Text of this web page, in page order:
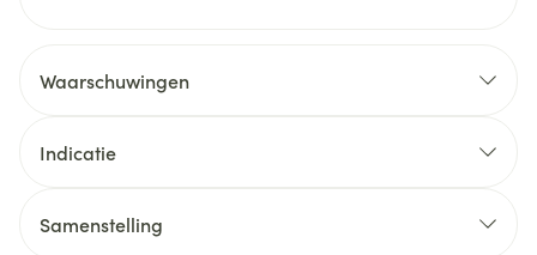
Waarschuwingen
Indicatie
Samenstelling